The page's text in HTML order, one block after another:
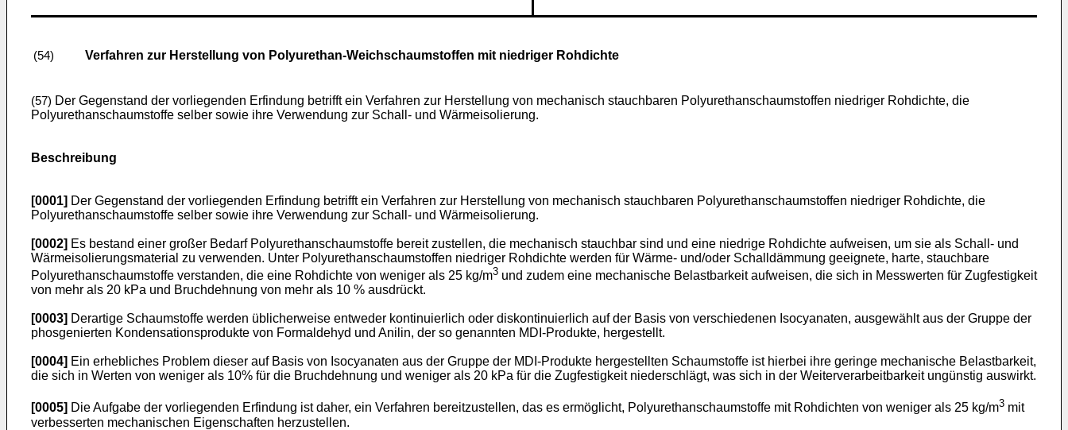
(54) Verfahren zur Herstellung von Polyurethan-Weichschaumstoffen mit niedriger Rohdichte
(57) Der Gegenstand der vorliegenden Erfindung betrifft ein Verfahren zur Herstellung von mechanisch stauchbaren Polyurethanschaumstoffen niedriger Rohdichte, die
Polyurethanschaumstoffe selber sowie ihre Verwendung zur Schall- und Wärmeisolierung.
Beschreibung
[0001] Der Gegenstand der vorliegenden Erfindung betrifft ein Verfahren zur Herstellung von mechanisch stauchbaren Polyurethanschaumstoffen niedriger Rohdichte, die
Polyurethanschaumstoffe selber sowie ihre Verwendung zur Schall- und Wärmeisolierung.
[0002] Es bestand einer großer Bedarf Polyurethanschaumstoffe bereit zustellen, die mechanisch stauchbar sind und eine niedrige Rohdichte aufweisen, um sie als Schall- und
Wärmeisolierungsmaterial zu verwenden. Unter Polyurethanschaumstoffen niedriger Rohdichte werden für Wärme- und/oder Schalldämmung geeignete, harte, stauchbare
Polyurethanschaumstoffe verstanden, die eine Rohdichte von weniger als 25 kg/m3 und zudem eine mechanische Belastbarkeit aufweisen, die sich in Messwerten für Zugfestigkeit
von mehr als 20 kPa und Bruchdehnung von mehr als 10 % ausdrückt.
[0003] Derartige Schaumstoffe werden üblicherweise entweder kontinuierlich oder diskontinuierlich auf der Basis von verschiedenen Isocyanaten, ausgewählt aus der Gruppe der
phosgenierten Kondensationsprodukte von Formaldehyd und Anilin, der so genannten MDI-Produkte, hergestellt.
[0004] Ein erhebliches Problem dieser auf Basis von Isocyanaten aus der Gruppe der MDI-Produkte hergestellten Schaumstoffe ist hierbei ihre geringe mechanische Belastbarkeit,
die sich in Werten von weniger als 10% für die Bruchdehnung und weniger als 20 kPa für die Zugfestigkeit niederschlägt, was sich in der Weiterverarbeitbarkeit ungünstig auswirkt.
[0005] Die Aufgabe der vorliegenden Erfindung ist daher, ein Verfahren bereitzustellen, das es ermöglicht, Polyurethanschaumstoffe mit Rohdichten von weniger als 25 kg/m3 mit
verbesserten mechanischen Eigenschaften herzustellen.